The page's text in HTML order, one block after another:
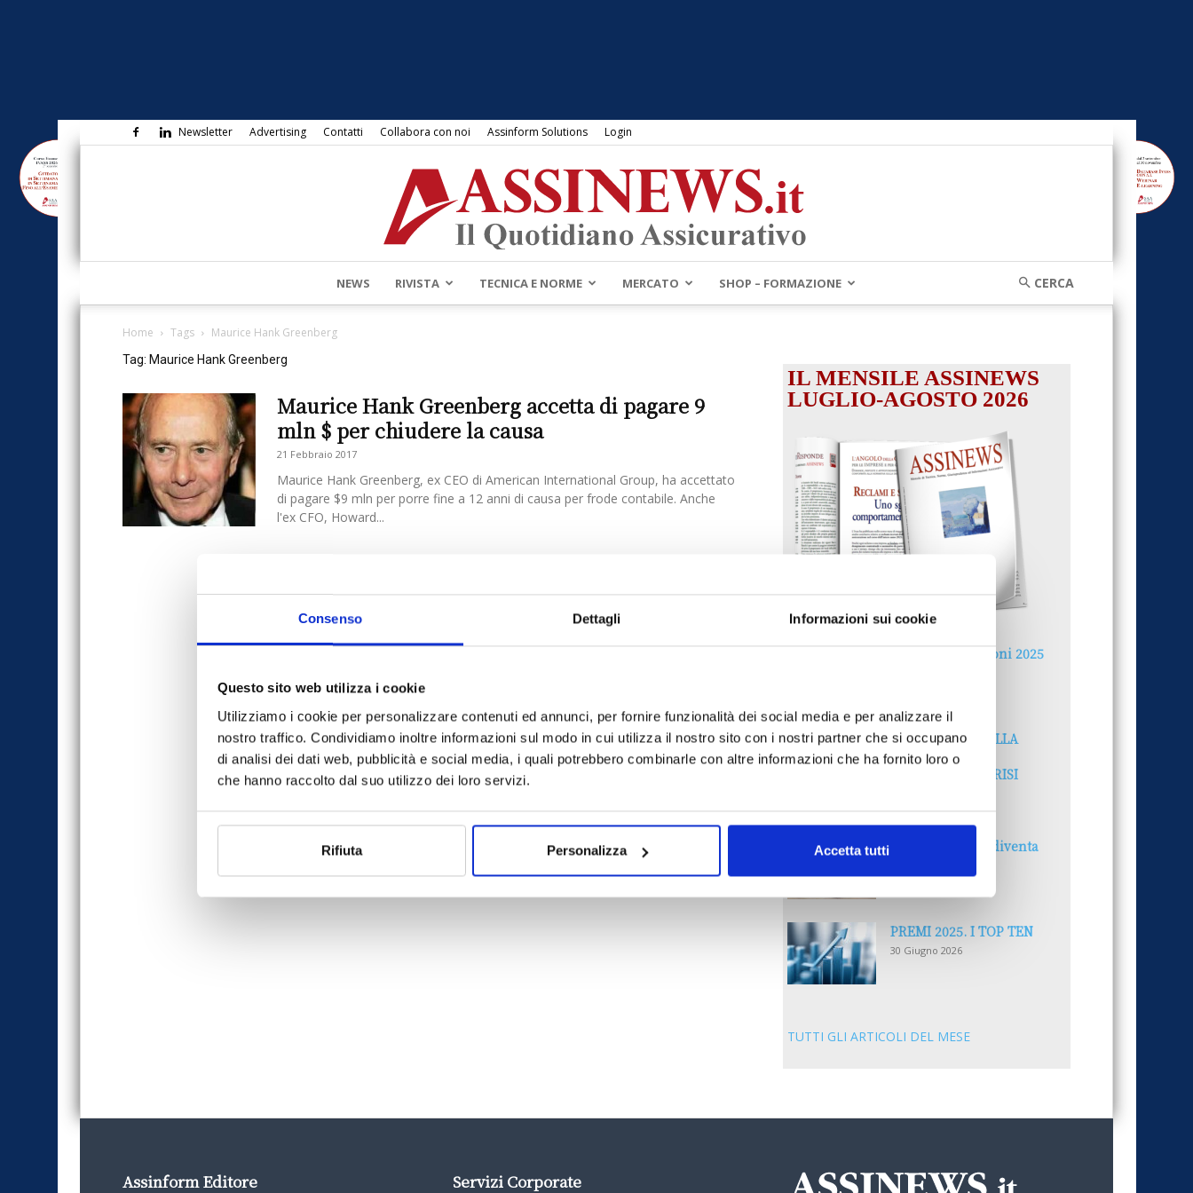
Consenso Dettagli Informazioni sui cookie
Questo sito web utilizza i cookie
Utilizziamo i cookie per personalizzare contenuti ed annunci, per fornire funzionalità dei social media e per analizzare il
nostro traffico. Condividiamo inoltre informazioni sul modo in cui utilizza il nostro sito con i nostri partner che si occupano
di analisi dei dati web, pubblicità e social media, i quali potrebbero combinarle con altre informazioni che ha fornito loro o
che hanno raccolto dal suo utilizzo dei loro servizi.
Rifiuta Personalizza Accetta tutti
Newsletter Advertising Contatti Collabora con noi Assinform Solutions Login
Assinews.it
NEWS RIVISTA TECNICA E NORME MERCATO SHOP – FORMAZIONE
Home Tags Maurice Hank Greenberg
Tag: Maurice Hank Greenberg
Maurice Hank Greenberg accetta di pagare 9
mln $ per chiudere la causa
21 Febbraio 2017
Maurice Hank Greenberg, ex CEO di American International Group, ha accettato
di pagare $9 mln per porre fine a 12 anni di causa per frode contabile. Anche
l'ex CFO, Howard...
IL MENSILE ASSINEWS
LUGLIO-AGOSTO 2026
Reclami e sanzioni 2025
LA GESTIONE DELLA
REPUTAZIONE.
RECENSIONI E CRISI
30 Giugno 2026
Il “Modulo CAI” diventa
PREMI 2025. I TOP TEN
30 Giugno 2026
TUTTI GLI ARTICOLI DEL MESE
Assinform Editore Servizi Corporate